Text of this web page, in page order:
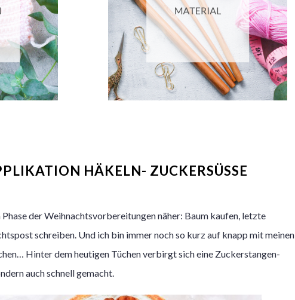
HÄKELN- ZUCKERSÜSSE A
der Weihnachtsvorbereitungen näher: Baum kaufen, letzte
schreiben. Und ich bin immer noch so kurz auf knapp mit meinen
Hinter dem heutigen Tüchen verbirgt sich eine Zuckerstangen-
auch schnell gemacht.